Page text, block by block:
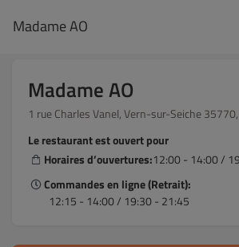
Madame AO
Madame AO
1 rue Charles Vanel, Vern-sur-Seiche
Le restaurant est ouvert pour
Horaires d’ouvertures:12:00 - 14:00 /
Commandes en ligne (Retrait):
12:15 - 14:00 / 19:30 - 21:45